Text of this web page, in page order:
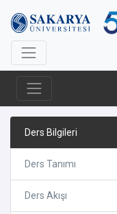
Ders Bilgileri
Ders Tanımı
Ders Akışı